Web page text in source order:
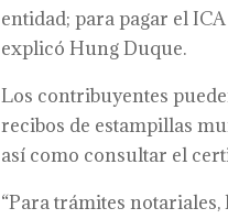
entidad; para pagar el
explicó Hung Duque.
Los contribuyentes
recibos de estampillas
así como consultar el
“Para trámites